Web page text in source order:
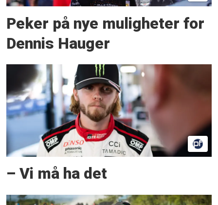
Peker på nye muligheter for
Dennis Hauger
– Vi må ha det